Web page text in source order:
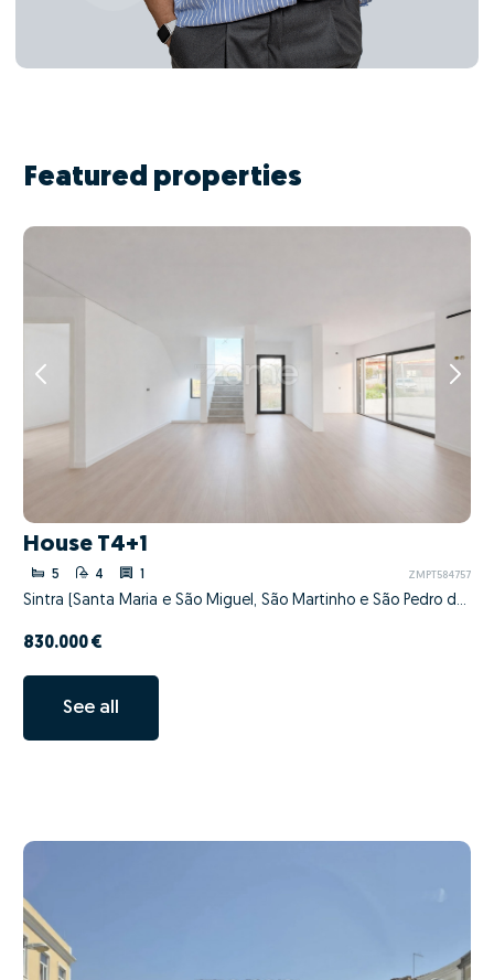
Featured properties
House T4+1
5 4 1 ZMPT584757
Sintra (Santa Maria e São Miguel, São Martinho e São Pedro de Penaferrim), Sintra, Lisboa
830.000 €
See all